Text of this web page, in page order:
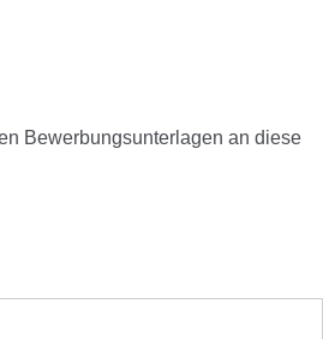
Bewerbungsunterlagen an diese